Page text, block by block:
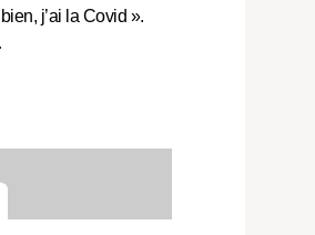
j’ai la Covid ».